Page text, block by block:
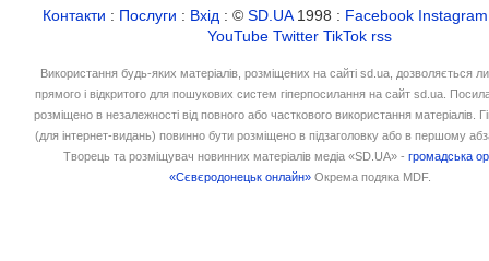
Контакти : Послуги : Вхід : ©SD.UA1998 : Facebook Instagram
YouTube Twitter TikTok rss
Використання будь-яких матеріалів, розміщених на сайті sd.ua, дозволяється
прямого і відкритого для пошукових систем гіперпосилання на сайт sd.ua.
розміщено в незалежності від повного або часткового використання матеріалів.
(для інтернет-видань) повинно бути розміщено в підзаголовку або в першому
Творець та розміщувач новинних матеріалів медіа «SD.UA» -громадська
«Сєвєродонецьк онлайн» Окрема подяка MDF.